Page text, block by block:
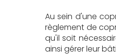
Au sein d'une
règlement de
qu'il soit
ainsi gérer leur